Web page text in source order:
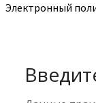
Электронный